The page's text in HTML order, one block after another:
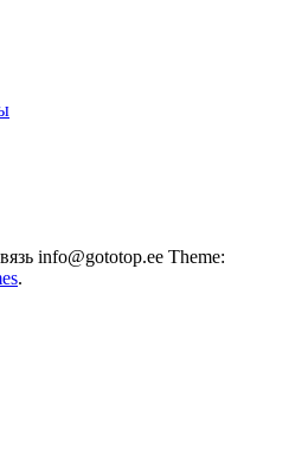
info@gototop.ee Theme:
.